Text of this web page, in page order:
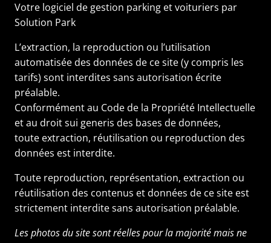
Votre logiciel de gestion parking et voituriers par
Solution Park
L’extraction, la reproduction ou l’utilisation
automatisée des données de ce site (y compris les
tarifs) sont interdites sans autorisation écrite
préalable.
Conformément au Code de la Propriété Intellectuelle
et au droit sui generis des bases de données,
toute extraction, réutilisation ou reproduction des
données est interdite.
Toute reproduction, représentation, extraction ou
réutilisation des contenus et données de ce site est
strictement interdite sans autorisation préalable.
Les photos du site sont réelles pour la majorité mais ne